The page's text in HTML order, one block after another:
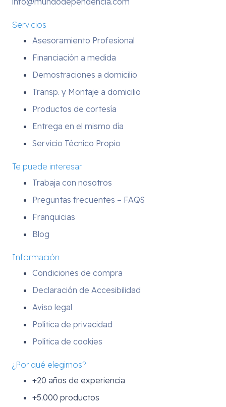
Servicios
Asesoramiento Profesional
Financiación a medida
Demostraciones a domicilio
Transp. y Montaje a domicilio
Productos de cortesía
Entrega en el mismo día
Servicio Técnico Propio
Te puede interesar
Trabaja con nosotros
Preguntas frecuentes – FAQS
Franquicias
Blog
Información
Condiciones de compra
Declaración de Accesibilidad
Aviso legal
Política de privacidad
Política de cookies
¿Por qué elegirnos?
+20 años de experiencia
+5.000 productos